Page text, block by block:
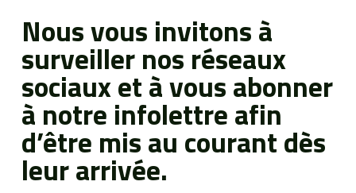
Nous vous invitons à
surveiller nos réseaux
sociaux et à vous abonner
à notre infolettre afin
d’être mis au courant dès
leur arrivée.
Actualités
Nous joindre
EN